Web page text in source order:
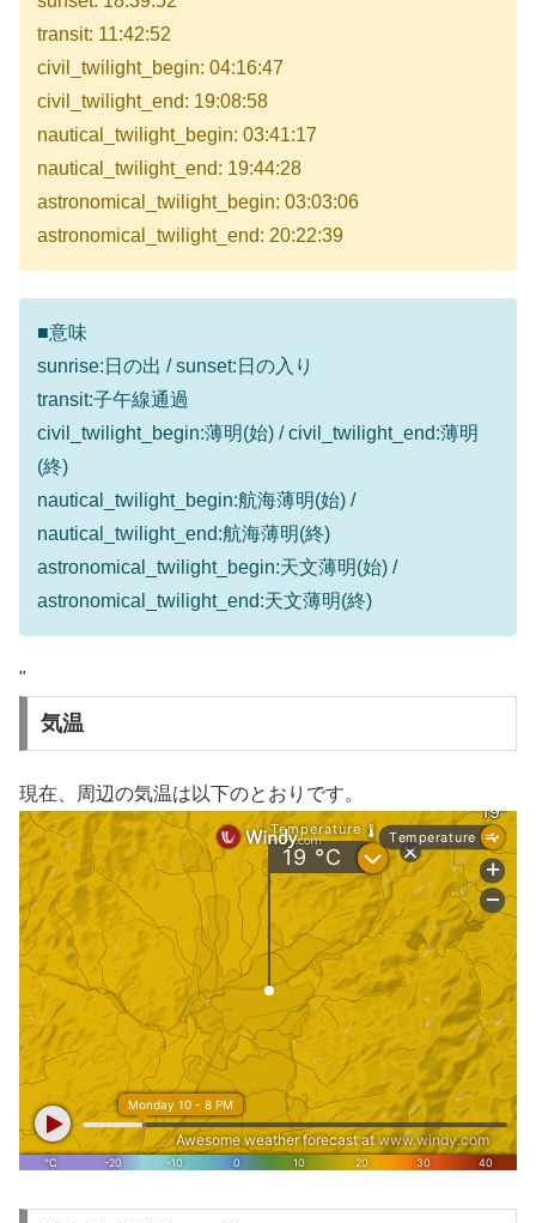
transit: 11:42:52
civil_twilight_begin: 04:16:47
civil_twilight_end: 19:08:58
nautical_twilight_begin: 03:41:17
nautical_twilight_end: 19:44:28
astronomical_twilight_begin: 03:03:06
astronomical_twilight_end: 20:22:39
■意味
sunrise:日の出 / sunset:日の入り
transit:子午線通過
civil_twilight_begin:薄明(始) / civil_twilight_end:薄明
(終)
nautical_twilight_begin:航海薄明(始) /
nautical_twilight_end:航海薄明(終)
astronomical_twilight_begin:天文薄明(始) /
astronomical_twilight_end:天文薄明(終)
"
気温
現在、周辺の気温は以下のとおりです。